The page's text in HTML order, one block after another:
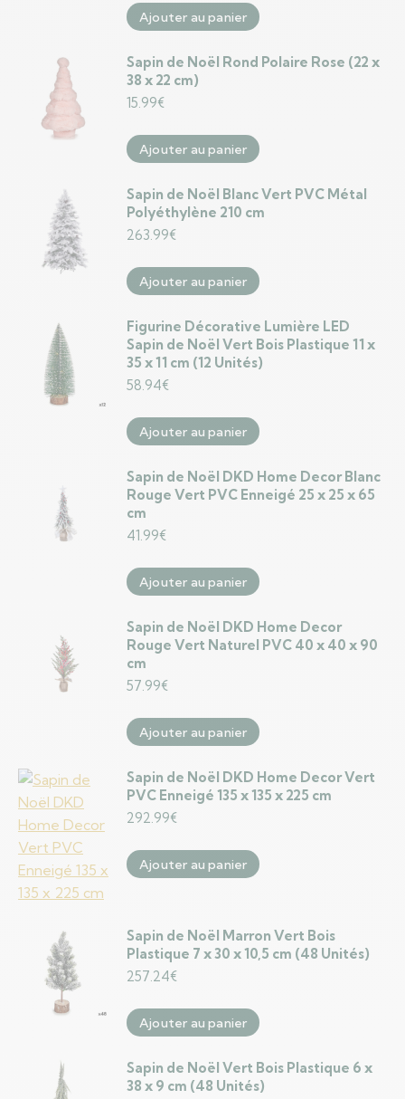
Ajouter au panier
Sapin de Noël Rond Polaire Rose (22 x
38 x 22 cm)
15.99€
Ajouter au panier
Sapin de Noël Blanc Vert PVC Métal
Polyéthylène 210 cm
263.99€
Ajouter au panier
Figurine Décorative Lumière LED
Sapin de Noël Vert Bois Plastique 11 x
35 x 11 cm (12 Unités)
58.94€
Ajouter au panier
Sapin de Noël DKD Home Decor Blanc
Rouge Vert PVC Enneigé 25 x 25 x 65
cm
41.99€
Ajouter au panier
Sapin de Noël DKD Home Decor
Rouge Vert Naturel PVC 40 x 40 x 90
cm
57.99€
Ajouter au panier
Sapin de Noël DKD Home Decor Vert
PVC Enneigé 135 x 135 x 225 cm
292.99€
Ajouter au panier
Sapin de Noël Marron Vert Bois
Plastique 7 x 30 x 10,5 cm (48 Unités)
257.24€
Ajouter au panier
Sapin de Noël Vert Bois Plastique 6 x
38 x 9 cm (48 Unités)